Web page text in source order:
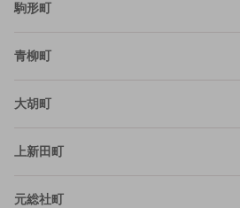
駒形町
青柳町
大胡町
上新田町
元総社町